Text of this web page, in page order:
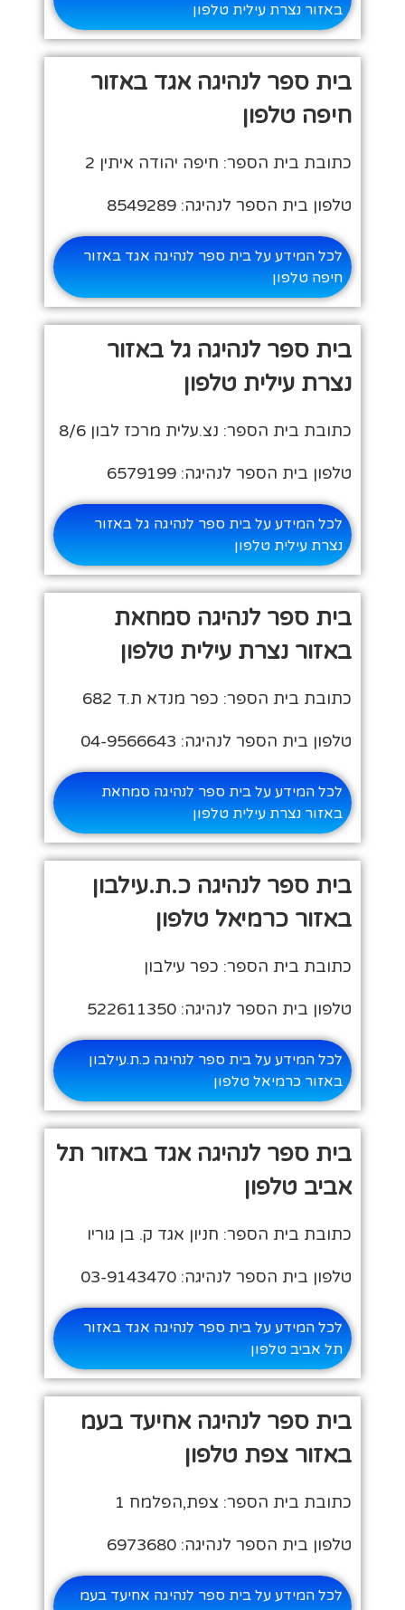
באזור נצרת עילית טלפון
בית ספר לנהיגה אגד באזור
חיפה טלפון
כתובת בית הספר: חיפה יהודה איתין 2
טלפון בית הספר לנהיגה: 8549289
לכל המידע על בית ספר לנהיגה אגד באזור
חיפה טלפון
בית ספר לנהיגה גל באזור
נצרת עילית טלפון
כתובת בית הספר: נצ.עלית מרכז לבון 8/6
טלפון בית הספר לנהיגה: 6579199
לכל המידע על בית ספר לנהיגה גל באזור
נצרת עילית טלפון
בית ספר לנהיגה סמחאת
באזור נצרת עילית טלפון
כתובת בית הספר: כפר מנדא ת.ד 682
טלפון בית הספר לנהיגה: 04-9566643
לכל המידע על בית ספר לנהיגה סמחאת
באזור נצרת עילית טלפון
בית ספר לנהיגה כ.ת.עילבון
באזור כרמיאל טלפון
כתובת בית הספר: כפר עילבון
טלפון בית הספר לנהיגה: 522611350
לכל המידע על בית ספר לנהיגה כ.ת.עילבון
באזור כרמיאל טלפון
בית ספר לנהיגה אגד באזור תל
אביב טלפון
כתובת בית הספר: חניון אגד ק. בן גוריו
טלפון בית הספר לנהיגה: 03-9143470
לכל המידע על בית ספר לנהיגה אגד באזור
תל אביב טלפון
בית ספר לנהיגה אחיעד בעמ
באזור צפת טלפון
כתובת בית הספר: צפת,הפלמח 1
טלפון בית הספר לנהיגה: 6973680
לכל המידע על בית ספר לנהיגה אחיעד בעמ